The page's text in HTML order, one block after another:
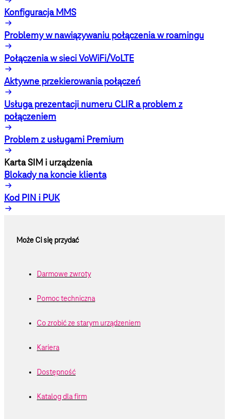
Konfiguracja MMS
Problemy w nawiązywaniu połączenia w roamingu
Połączenia w sieci VoWiFi/VoLTE
Aktywne przekierowania połączeń
Usługa prezentacji numeru CLIR a problem z
połączeniem
Problem z usługami Premium
Karta SIM i urządzenia
Blokady na koncie klienta
Kod PIN i PUK
Może Ci się przydać
Darmowe zwroty
Pomoc techniczna
Co zrobić ze starym urządzeniem
Kariera
Dostępność
Katalog dla firm